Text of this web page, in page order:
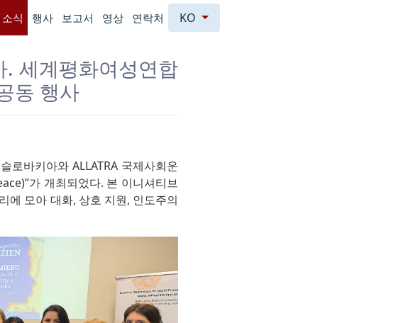
소식 행사 보고서 영상 연락처 KO
세계평화여성연합
동 행사
로바키아와 ALLATRA 국제사회운
가 개최되었다. 본 이니셔티브
에 모아 대화, 상호 지원, 인도주의